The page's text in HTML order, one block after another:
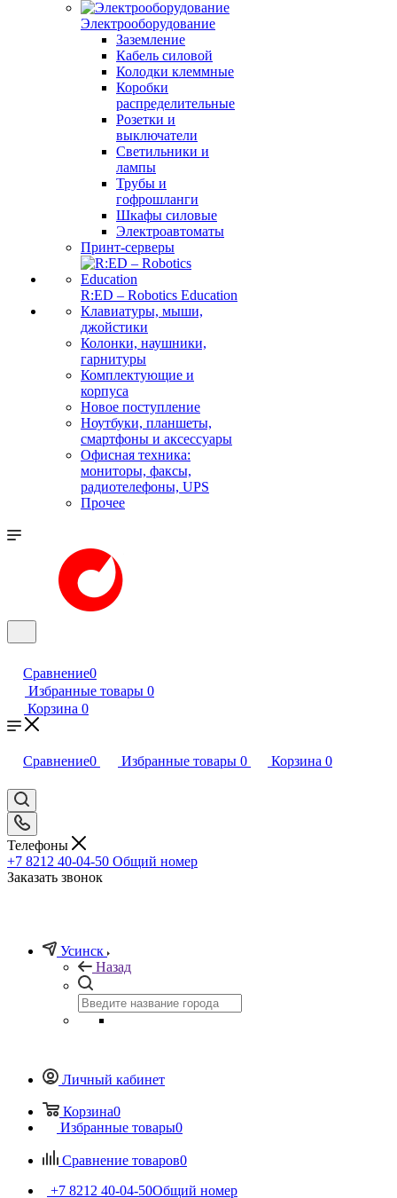
Электрооборудование
Заземление
Кабель силовой
Колодки клеммные
Коробки
распределительные
Розетки и
выключатели
Светильники и
лампы
Трубы и
гофрошланги
Шкафы силовые
Электроавтоматы
Принт-серверы
R:ED – Robotics Education
Клавиатуры, мыши,
джойстики
Колонки, наушники,
гарнитуры
Комплектующие и
корпуса
Новое поступление
Ноутбуки, планшеты,
смартфоны и аксессуары
Офисная техника:
мониторы, факсы,
радиотелефоны, UPS
Прочее
Сравнение0
Избранные товары 0
Корзина 0
Сравнение0 Избранные товары 0 Корзина 0
Телефоны
+7 8212 40-04-50 Общий номер
Заказать звонок
Усинск
Назад
Личный кабинет
Корзина0
Избранные товары0
Сравнение товаров0
+7 8212 40-04-50Общий номер